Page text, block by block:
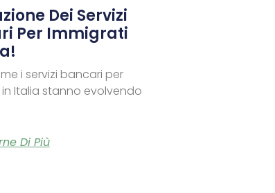
Dei Servizi
Per Immigrati
i servizi bancari per
Italia stanno evolvendo
Di Più